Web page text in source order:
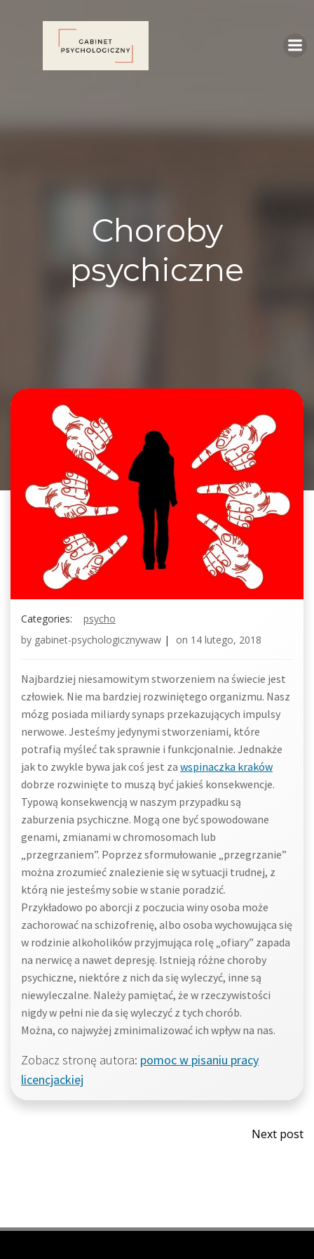
Choroby
psychiczne
Categories:
psycho
by gabinet-psychologicznywaw | on 14 lutego, 2018
Najbardziej niesamowitym stworzeniem na świecie jest
człowiek. Nie ma bardziej rozwiniętego organizmu. Nasz
mózg posiada miliardy synaps przekazujących impulsy
nerwowe. Jesteśmy jedynymi stworzeniami, które
potrafią myśleć tak sprawnie i funkcjonalnie. Jednakże
jak to zwykle bywa jak coś jest za wspinaczka kraków
dobrze rozwinięte to muszą być jakieś konsekwencje.
Typową konsekwencją w naszym przypadku są
zaburzenia psychiczne. Mogą one być spowodowane
genami, zmianami w chromosomach lub
„przegrzaniem”. Poprzez sformułowanie „przegrzanie”
można zrozumieć znalezienie się w sytuacji trudnej, z
którą nie jesteśmy sobie w stanie poradzić.
Przykładowo po aborcji z poczucia winy osoba może
zachorować na schizofrenię, albo osoba wychowująca się
w rodzinie alkoholików przyjmująca rolę „ofiary” zapada
na nerwicę a nawet depresję. Istnieją różne choroby
psychiczne, niektóre z nich da się wyleczyć, inne są
niewyleczalne. Należy pamiętać, że w rzeczywistości
nigdy w pełni nie da się wyleczyć z tych chorób.
Można, co najwyżej zminimalizować ich wpływ na nas.
Zobacz stronę autora: pomoc w pisaniu pracy
licencjackiej
Post
Next post